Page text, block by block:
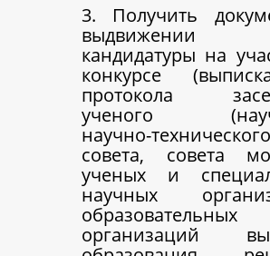
3. Получить
выдвижении
кандидатуры на
конкурсе
протокола
ученого
научно-
совета, совета
ученых и
научных
образовательных
организаций